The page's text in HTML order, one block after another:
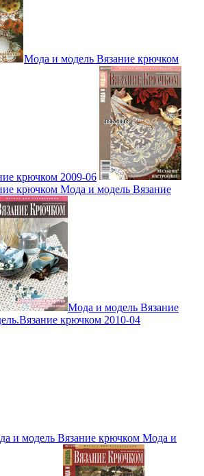
Мода и модель Вязание крючком
крючком 2009-06
крючком Мода и модель Вязание
Мода и модель Вязание
крючком 2010-04
и модель Вязание крючком Мода и